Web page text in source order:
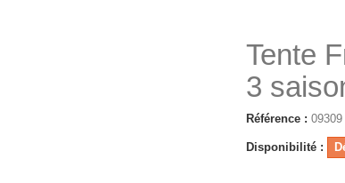
Tente
3
Référence : 09309
Disponibilité :